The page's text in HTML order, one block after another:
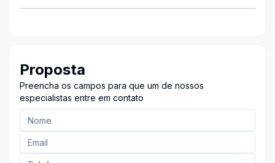
Proposta
Preencha os campos para que um de nossos
especialistas entre em contato